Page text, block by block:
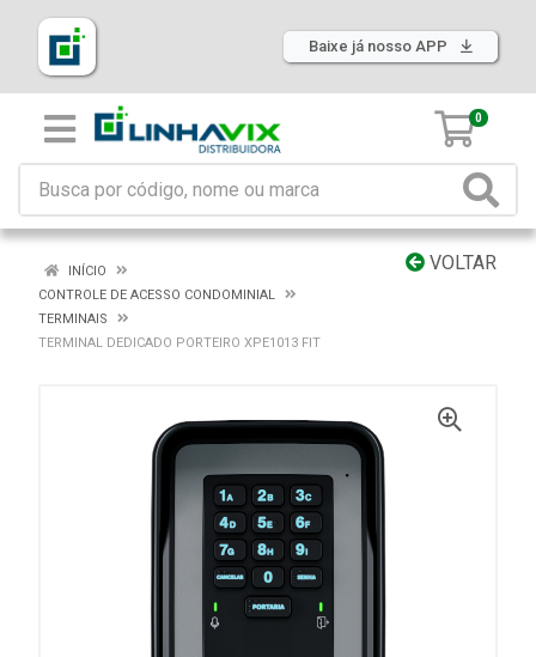
Baixe já nosso APP
0
VOLTAR
INÍCIO
CONTROLE DE ACESSO CONDOMINIAL
TERMINAIS
TERMINAL DEDICADO PORTEIRO XPE1013 FIT